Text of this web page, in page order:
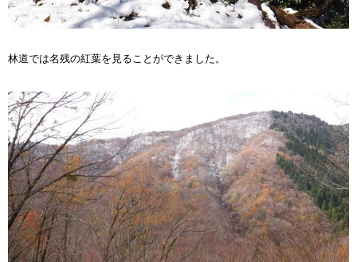
林道では名残の紅葉を見ることができました。